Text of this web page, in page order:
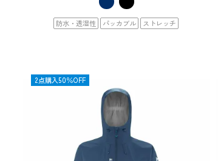
防水・透湿性 パッカブル ストレッチ
OUTLET
2点購入50％OFF